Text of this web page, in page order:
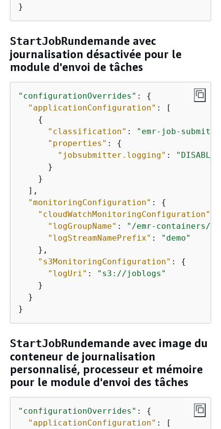
}
StartJobRundemande avec
journalisation désactivée pour le
module d'envoi de tâches
"configurationOverrides" : {
"applicationConfiguration" : [
{
"classification" :
"emr-job-
"properties" : {
"jobsubmitter.logging" :
      }
    }
  ],
"monitoringConfiguration" : {
"cloudWatchMonitoringConfiguration"
"logGroupName" :
"/emr-containers/
"logStreamNamePrefix" :
"demo"
    },
"s3MonitoringConfiguration" : {
"logUri" :
"s3://joblogs"
    }
  }
}
StartJobRundemande avec image du
conteneur de journalisation
personnalisé, processeur et mémoire
pour le module d'envoi des tâches
"configurationOverrides" : {
"applicationConfiguration" : [